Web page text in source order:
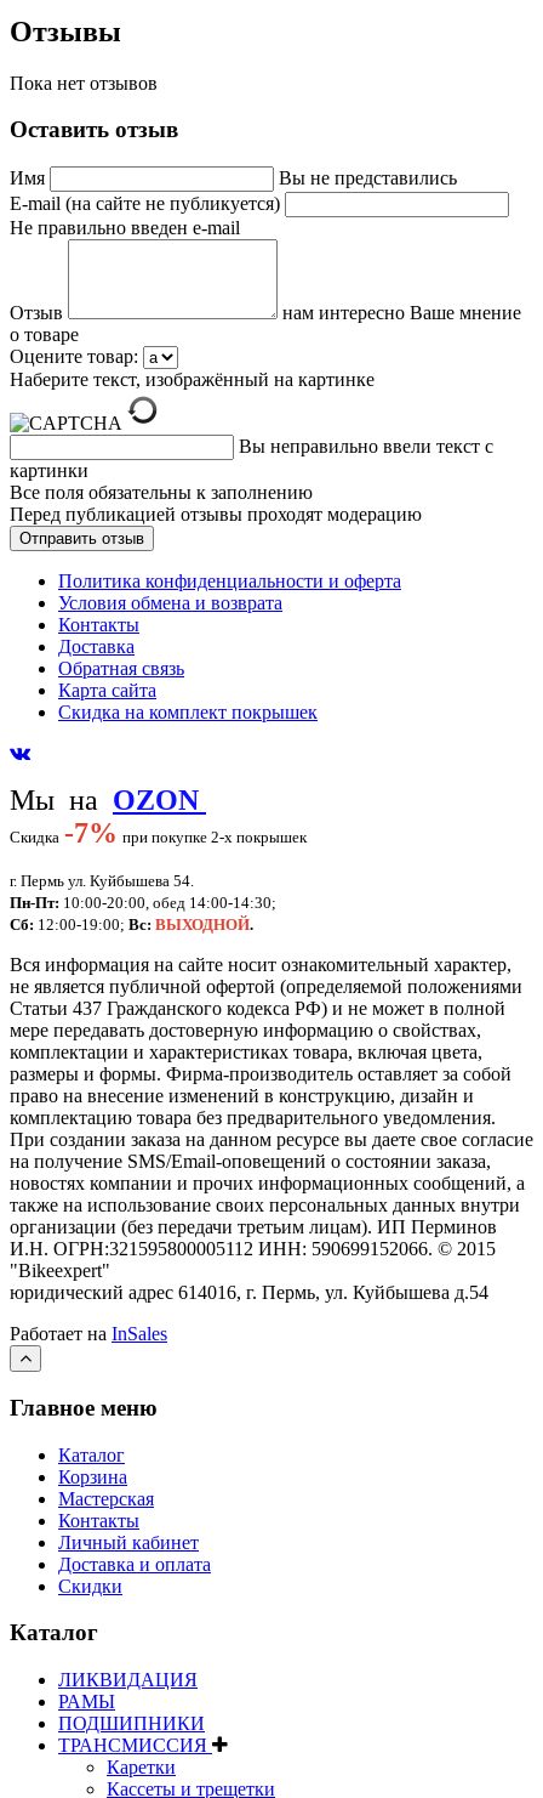
Отзывы
Пока нет отзывов
Оставить отзыв
Имя
Вы не представились
E-mail (на сайте не публикуется)
Не правильно введен e-mail
Отзыв
нам интересно Ваше мнение
о товаре
Оцените товар:
Наберите текст, изображённый на картинке
Вы неправильно ввели текст с
картинки
Все поля обязательны к заполнению
Перед публикацией отзывы проходят модерацию
Политика конфиденциальности и оферта
Условия обмена и возврата
Контакты
Доставка
Обратная связь
Карта сайта
Скидка на комплект покрышек
Мы на OZON
Скидка -7% при покупке 2-х покрышек
г. Пермь ул. Куйбышева 54.
Пн-Пт: 10:00-20:00, обед 14:00-14:30;
Сб: 12:00-19:00; Вс: ВЫХОДНОЙ.
Вся информация на сайте носит ознакомительный характер,
не является публичной офертой (определяемой положениями
Статьи 437 Гражданского кодекса РФ) и не может в полной
мере передавать достоверную информацию о свойствах,
комплектации и характеристиках товара, включая цвета,
размеры и формы. Фирма-производитель оставляет за собой
право на внесение изменений в конструкцию, дизайн и
комплектацию товара без предварительного уведомления.
При создании заказа на данном ресурсе вы даете свое согласие
на получение SMS/Email-оповещений о состоянии заказа,
новостях компании и прочих информационных сообщений, а
также на использование своих персональных данных внутри
организации (без передачи третьим лицам). ИП Перминов
И.Н. ОГРН:321595800005112 ИНН: 590699152066. © 2015
"Bikeexpert"
юридический адрес 614016, г. Пермь, ул. Куйбышева д.54
Работает на InSales
Главное меню
Каталог
Корзина
Мастерская
Контакты
Личный кабинет
Доставка и оплата
Скидки
Каталог
ЛИКВИДАЦИЯ
РАМЫ
ПОДШИПНИКИ
ТРАНСМИССИЯ
Каретки
Кассеты и трещетки